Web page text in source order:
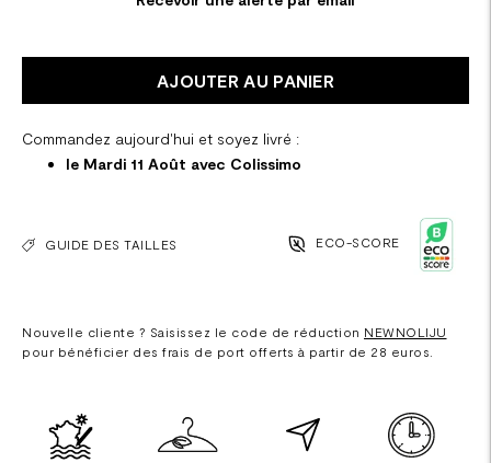
AJOUTER AU PANIER
Commandez aujourd'hui et soyez livré :
le Mardi 11 Août avec Colissimo
GUIDE DES TAILLES ECO-SCORE
Nouvelle cliente ? Saisissez le code de réduction NEWNOLIJU
pour bénéficier des frais de port offerts à partir de 28 euros.